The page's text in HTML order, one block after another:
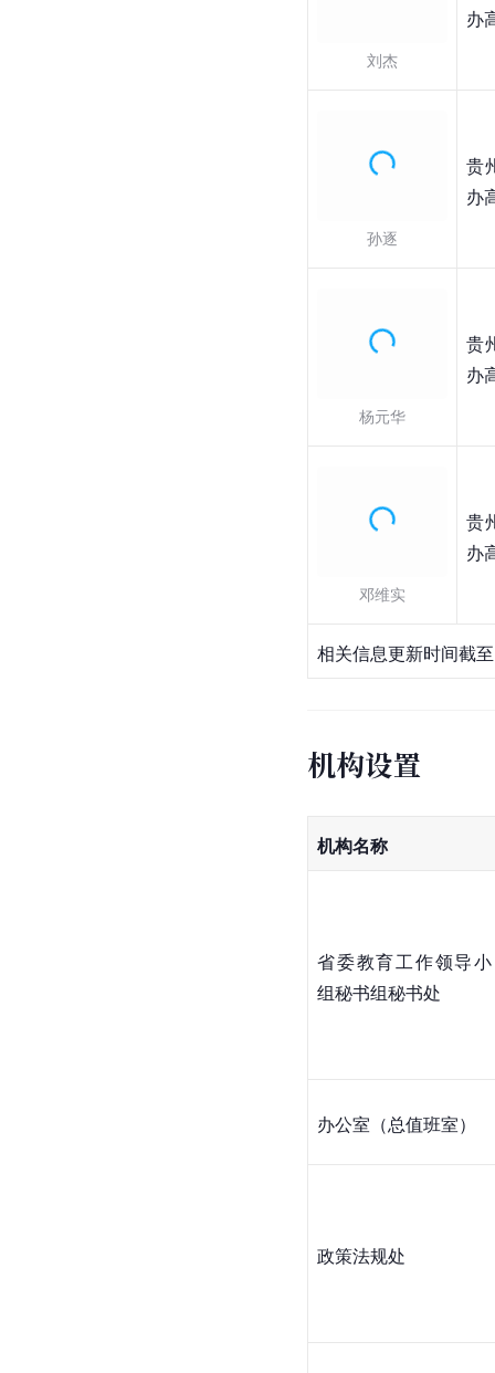
刘杰
办
孙逐
贵
办
杨元华
贵
办
邓维实
贵
办
相关信息更新时间截
机构设置
机构名称
省委教育工作领导小
组秘书组秘书处
办公室（总值班室）
政策法规处